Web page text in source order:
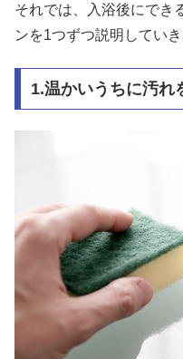
それでは、入浴後にでき
ンを1つずつ説明していき
1.温かいうちに汚れ